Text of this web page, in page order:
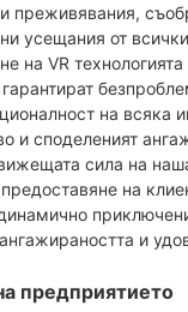
преживявания,
усещания от
на VR
на всяка
и споделеният
сила на
на
и
предприятието